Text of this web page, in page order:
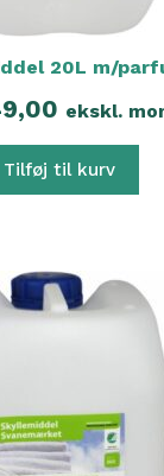
20L m/
ekskl.
Tilføj til kurv